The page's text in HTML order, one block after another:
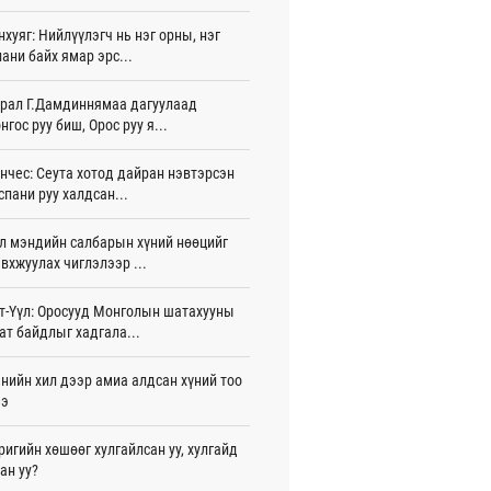
цаг 21 мин
Н.Амарзаяа: 32 хуудастай
дэвтэр долоо хоногт л дүүрдэг
цаг 30 мин
байна
цаг 59 мин
80 мянган евро хандивлажээ
цаг 31 мин
өртэй шатахуун импортлогч ААН-
дансыг битүүмжлэхгүй
41 мин
аагим халуун өдрүүд үргэлжилсээр
цаг 41 мин
шигшээ баг Азийн наадам-д
Нийлүүлэгч нь нэг орны, нэг
байх ямар эрс...
Г.Дамдиннямаа дагуулаад
руу биш, Орос руу я...
Сеута хотод дайран нэвтэрсэн
руу халдсан...
мэндийн салбарын хүний нөөцийг
чиглэлээр ...
Үүл: Оросууд Монголын шатахууны
байдлыг хадгала...
хил дээр амиа алдсан хүний тоо
хөшөөг хулгайлсан уу, хулгайд
уу?